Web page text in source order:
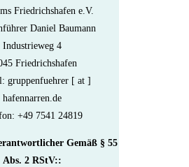
Friedrichshafen e.V.
Daniel Baumann
Industrieweg 4
Friedrichshafen
gruppenfuehrer [ at ]
hafennarren.de
+49 7541 24819
Gemäß § 55
Abs. 2 RStV::